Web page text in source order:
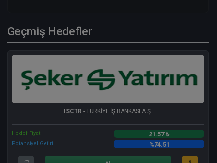
Geçmiş Hedefler
ISCTR - TÜRKİYE İŞ BANKASI A.Ş.
Hedef Fiyat 21.57 ₺
Potansiyel Getiri %74.51